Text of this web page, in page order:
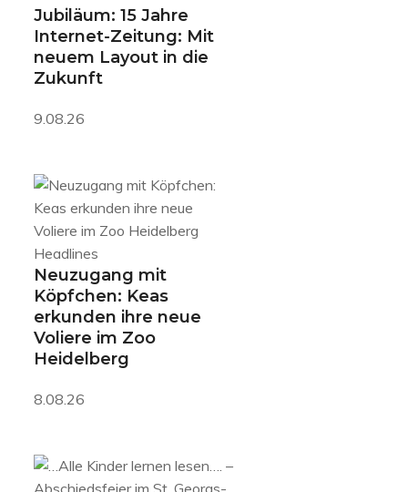
Jubiläum: 15 Jahre
Internet-Zeitung: Mit
neuem Layout in die
Zukunft
9.08.26
Headlines
Neuzugang mit
Köpfchen: Keas
erkunden ihre neue
Voliere im Zoo
Heidelberg
8.08.26